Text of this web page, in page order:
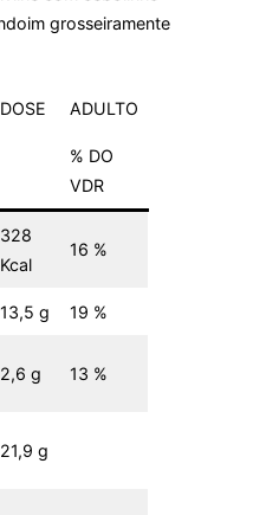
grosseiramente
DOSE ADULTO
% DO
VDR
328
Kcal
16 %
13,5 g 19 %
2,6 g 13 %
21,9 g